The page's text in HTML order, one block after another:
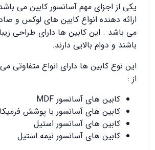
یکی از اجزای مهم آسانسور کابین می
ارائه دهنده انواع کابین های لوکس و
می باشد . این کابین ها دارای طراحی
باشند و دوام بالایی دارند.
این نوع کابین ها دارای انواع متفاوتی
از :
کابین های آسانسور MDF
کابین های آسانسور با پوشش فرمیکا
کابین های آسانسور استیل
کابین های آسانسور نیمه استیل